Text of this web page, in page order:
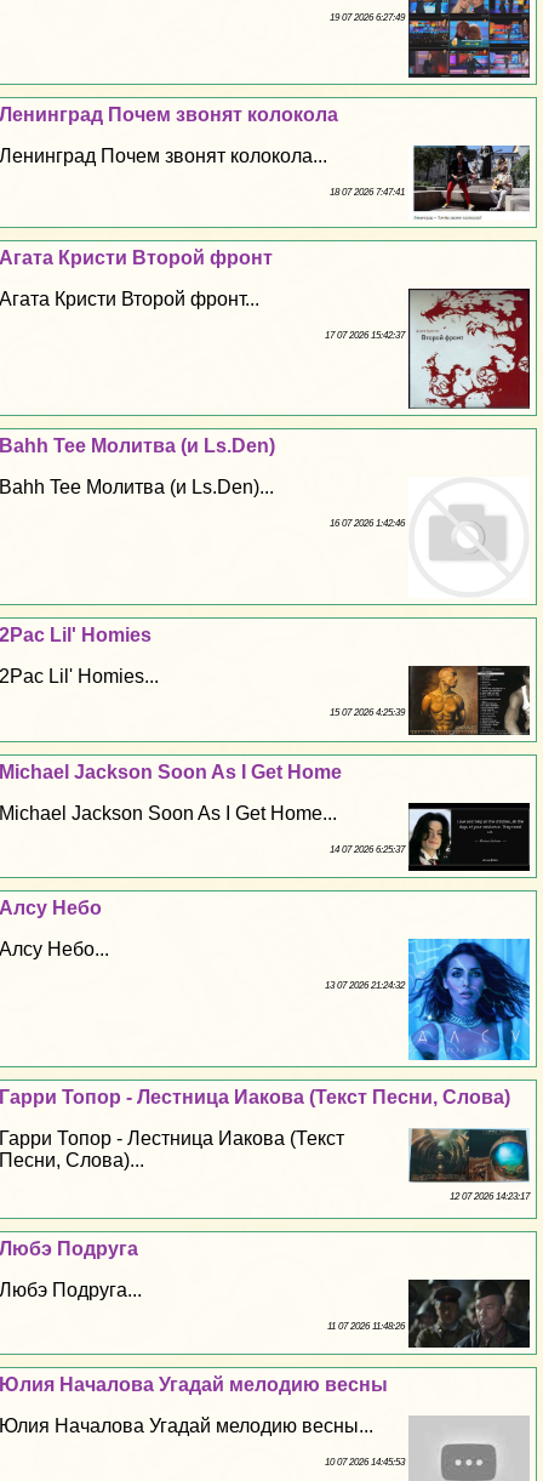
19 07 2026 6:27:49
Ленинград Почем звонят колокола
Ленинград Почем звонят колокола...
18 07 2026 7:47:41
Агата Кристи Второй фронт
Агата Кристи Второй фронт...
17 07 2026 15:42:37
Bahh Tee Молитва (и Ls.Den)
Bahh Tee Молитва (и Ls.Den)...
16 07 2026 1:42:46
2Pac Lil' Homies
2Pac Lil' Homies...
15 07 2026 4:25:39
Michael Jackson Soon As I Get Home
Michael Jackson Soon As I Get Home...
14 07 2026 6:25:37
Алсу Небо
Алсу Небо...
13 07 2026 21:24:32
Гарри Топор - Лестница Иакова (Текст Песни, Слова)
Гарри Топор - Лестница Иакова (Текст
Песни, Слова)...
12 07 2026 14:23:17
Любэ Подруга
Любэ Подруга...
11 07 2026 11:48:26
Юлия Началова Угадай мелодию весны
Юлия Началова Угадай мелодию весны...
10 07 2026 14:45:53